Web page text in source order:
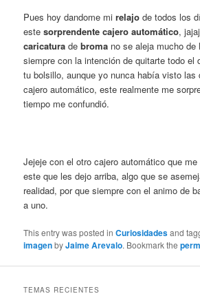
Pues hoy dandome mi relajode todos los
este sorprendente cajero automático,
caricatura de broma no se aleja mucho de
siempre con la intención de quitarte todo el
tu bolsillo, aunque yo nunca había visto las
cajero automático, este realmente me
tiempo me confundió.
Jejeje con el otro cajero automático que
este que les dejo arriba, algo que se
realidad, por que siempre con el animo de
a uno.
This entry was posted inCuriosidadesand
imagenbyJaime Arevalo. Bookmark the
TEMAS RECIENTES